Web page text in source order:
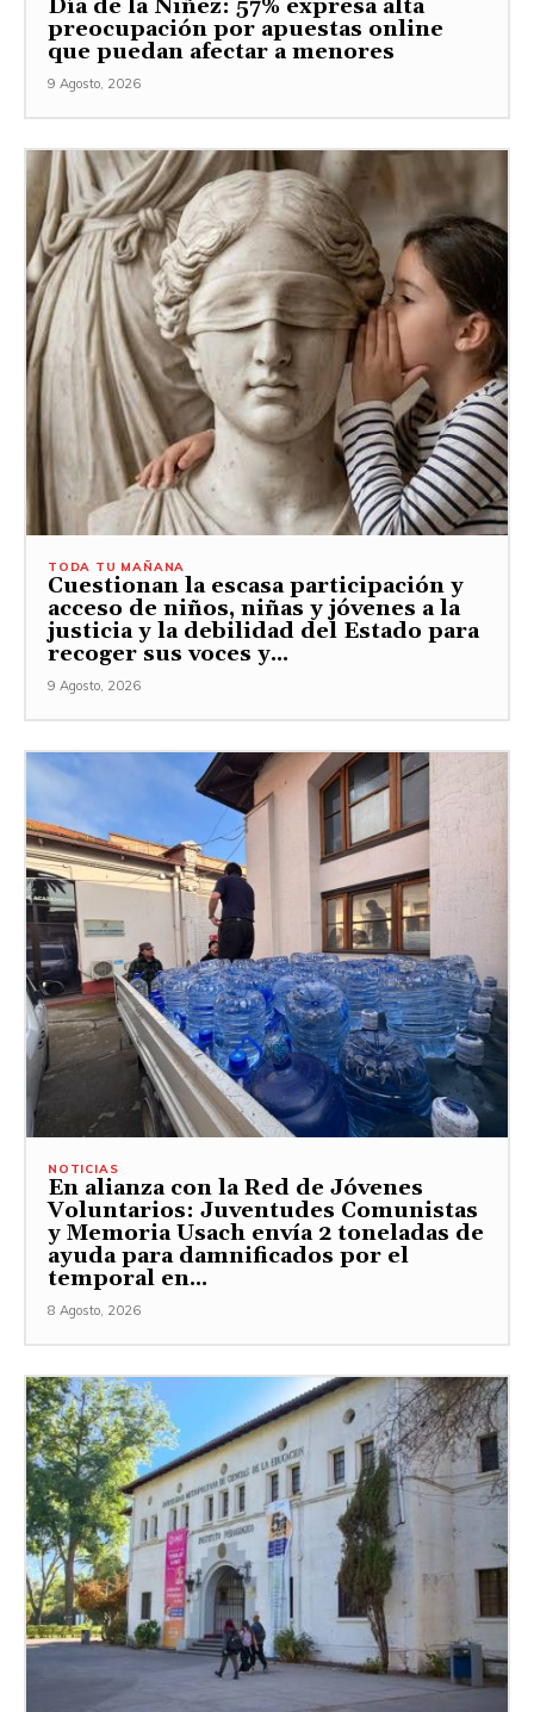
Día de la Niñez: 57% expresa alta
preocupación por apuestas online
que puedan afectar a menores
9 Agosto, 2026
TODA TU MAÑANA
Cuestionan la escasa participación y
acceso de niños, niñas y jóvenes a la
justicia y la debilidad del Estado para
recoger sus voces y...
9 Agosto, 2026
NOTICIAS
En alianza con la Red de Jóvenes
Voluntarios: Juventudes Comunistas
y Memoria Usach envía 2 toneladas de
ayuda para damnificados por el
temporal en...
8 Agosto, 2026